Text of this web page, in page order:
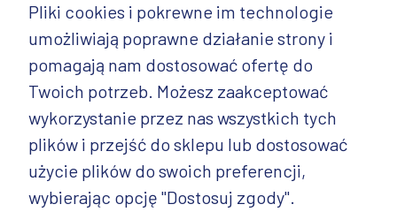
INFORMACJE
PRODUKTY CD.
POZOSTAŁE
Pliki cookies i pokrewne im technologie
umożliwiają poprawne działanie strony i
pomagają nam dostosować ofertę do
Twoich potrzeb. Możesz zaakceptować
wykorzystanie przez nas wszystkich tych
plików i przejść do sklepu lub dostosować
użycie plików do swoich preferencji,
wybierając opcję "Dostosuj zgody".